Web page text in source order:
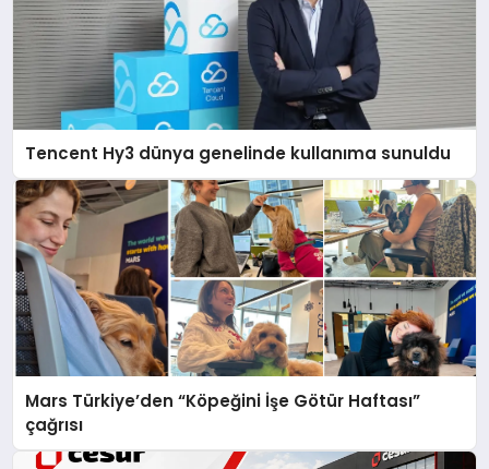
Tencent Hy3 dünya genelinde kullanıma sunuldu
Mars Türkiye’den “Köpeğini İşe Götür Haftası”
çağrısı